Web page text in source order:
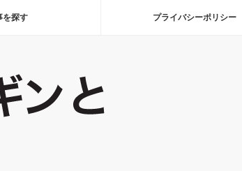
を探す プライバシーポリシー